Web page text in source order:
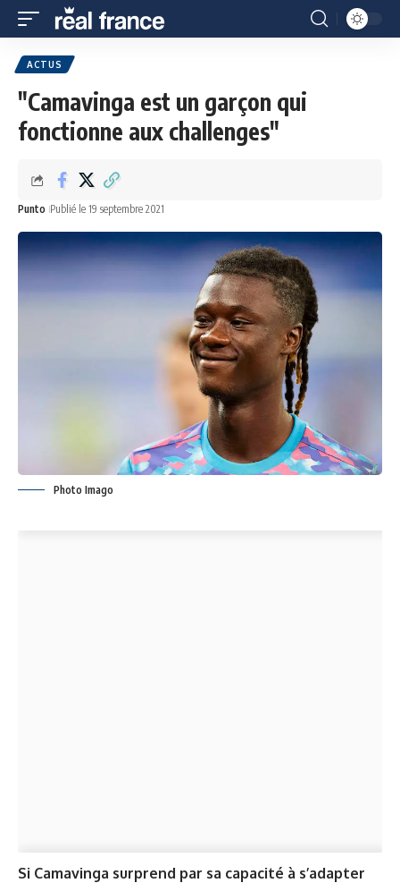
ACTUS
"Camavinga est un garçon qui
fonctionne aux challenges"
Punto Publié le 19 septembre 2021
Photo Imago
Si Camavinga surprend par sa capacité à s’adapter